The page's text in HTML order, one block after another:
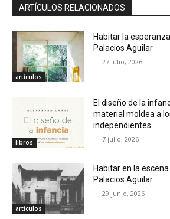
ARTÍCULOS RELACIONADOS
artículos
Habitar la
Palacios Aguilar
27 julio, 2026
libros
El diseño de la
material moldea a
independientes
7 julio, 2026
artículos
Habitar en la
Palacios Aguilar
29 junio, 2026